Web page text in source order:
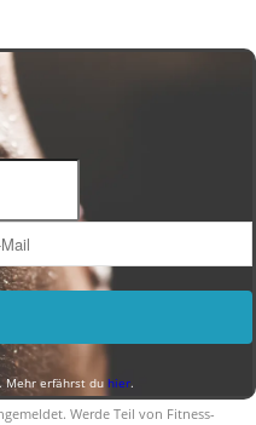
Mehr erfährst du hier.
Werde Teil von Fitness-